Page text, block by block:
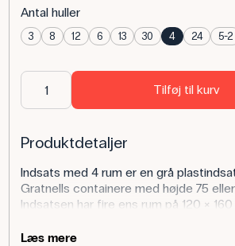
Antal huller
3 8 12 6 13 30 4 24 5-2
Tilføj til kurv
Produktdetaljer
Indsats med 4 rum er en grå
Gratnells containere med højde 75
Indsatsen har fire ens rum på 120 ×
inddeling til klassesæt og smådele.
Læs mere